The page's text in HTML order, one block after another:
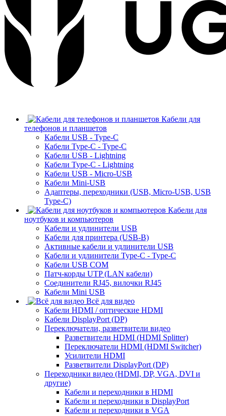
Кабели для
телефонов и планшетов
Кабели USB - Type-C
Кабели Type-C - Type-C
Кабели USB - Lightning
Кабели Type-C - Lightning
Кабели USB - Micro-USB
Кабели Mini-USB
Адаптеры, переходники (USB, Micro-USB, USB
Type-C)
Кабели для
ноутбуков и компьютеров
Кабели и удлинители USB
Кабели для принтера (USB-B)
Активные кабели и удлинители USB
Кабели и удлинители Type-C - Type-C
Кабели USB COM
Патч-корды UTP (LAN кабели)
Соединители RJ45, вилочки RJ45
Кабели Mini USB
Всё для видео
Кабели HDMI / оптические HDMI
Кабели DisplayPort (DP)
Переключатели, разветвители видео
Разветвители HDMI (HDMI Splitter)
Переключатели HDMI (HDMI Switcher)
Усилители HDMI
Разветвители DisplayPort (DP)
Переходники видео (HDMI, DP, VGA, DVI и
другие)
Кабели и переходники в HDMI
Кабели и переходники в DisplayPort
Кабели и переходники в VGA